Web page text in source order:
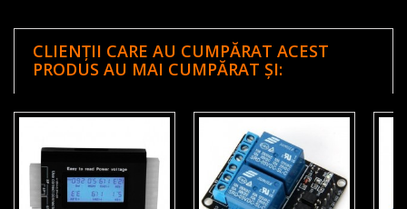
CLIENȚII CARE AU CUMPĂRAT ACEST
PRODUS AU MAI CUMPĂRAT ȘI: